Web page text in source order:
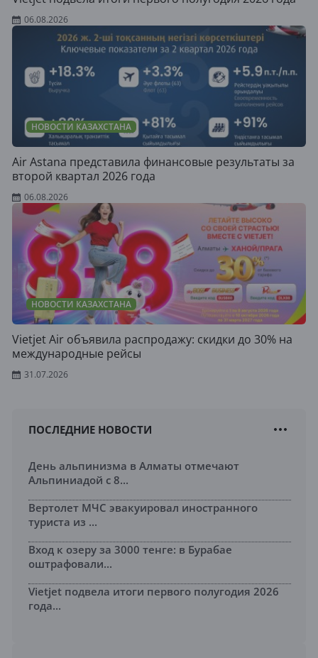
06.08.2026
НОВОСТИ КАЗАХСТАНА
Air Astana представила финансовые результаты за
второй квартал 2026 года
06.08.2026
НОВОСТИ КАЗАХСТАНА
Vietjet Air объявила распродажу: скидки до 30% на
международные рейсы
31.07.2026
ПОСЛЕДНИЕ НОВОСТИ
День альпинизма в Алматы отмечают
Альпиниадой с 8...
Вертолет МЧС эвакуировал иностранного
туриста из ...
Вход к озеру за 3000 тенге: в Бурабае
оштрафовали...
Vietjet подвела итоги первого полугодия 2026
года...